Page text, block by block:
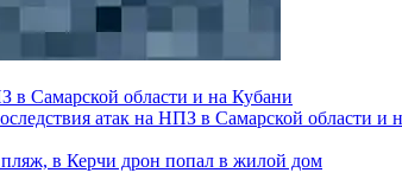
в Самарской области и на Кубани
атак на НПЗ в Самарской области и
в Керчи дрон попал в жилой дом